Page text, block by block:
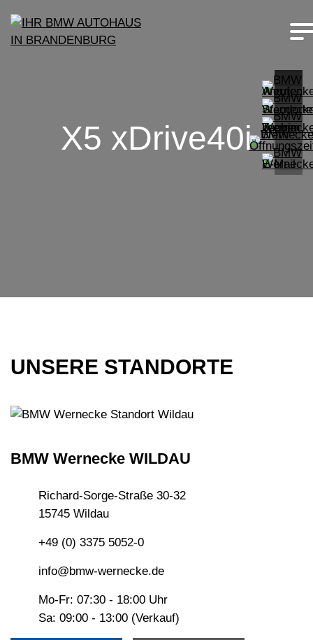
X5 xDrive40i
UNSERE STANDORTE
BMW Wernecke WILDAU
Richard-Sorge-Straße 30-32
15745 Wildau
+49 (0) 3375 5052-0
info@bmw-wernecke.de
Mo-Fr: 07:30 - 18:00 Uhr
Sa: 09:00 - 13:00 (Verkauf)